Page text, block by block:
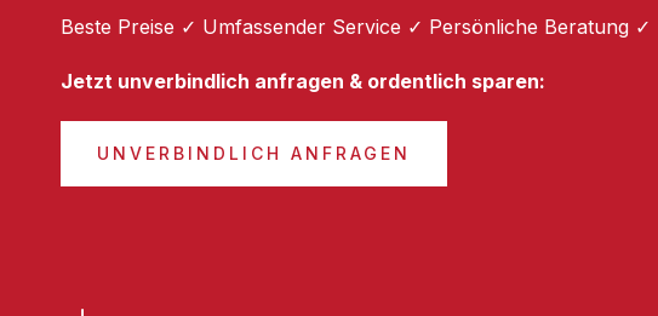
Beste Preise ✓ Umfassender Service ✓ Persönliche Beratung ✓
Jetzt unverbindlich anfragen & ordentlich sparen:
UNVERBINDLICH ANFRAGEN